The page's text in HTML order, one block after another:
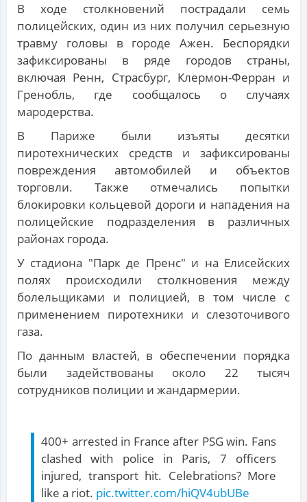
В ходе столкновений пострадали семь
полицейских, один из них получил серьезную
травму головы в городе Ажен. Беспорядки
зафиксированы в ряде городов страны,
включая Ренн, Страсбург, Клермон-Ферран и
Гренобль, где сообщалось о случаях
мародерства.
В Париже были изъяты десятки
пиротехнических средств и зафиксированы
повреждения автомобилей и объектов
торговли. Также отмечались попытки
блокировки кольцевой дороги и нападения на
полицейские подразделения в различных
районах города.
У стадиона "Парк де Пренс" и на Елисейских
полях происходили столкновения между
болельщиками и полицией, в том числе с
применением пиротехники и слезоточивого
газа.
По данным властей, в обеспечении порядка
были задействованы около 22 тысяч
сотрудников полиции и жандармерии.
400+ arrested in France after PSG win. Fans
clashed with police in Paris, 7 officers
injured, transport hit. Celebrations? More
like a riot. pic.twitter.com/hiQV4ubUBe